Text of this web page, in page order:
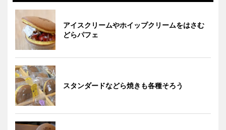
アイスクリームやホイップクリームをはさむ
どらパフェ
スタンダードなどら焼きも各種そろう